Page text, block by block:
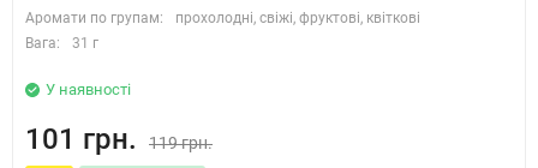
Аромати по групам:
прохолодні, свіжі, фруктові, квіткові
Вага:
31 г
У наявності
101 грн. 119 грн.